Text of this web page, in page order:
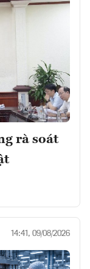
rà soát
14:41, 09/08/2026